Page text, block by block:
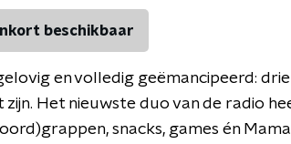
beschikbaar
en volledig geëmancipeerd:
zijn. Het nieuwste duo van de radio
snacks, games én